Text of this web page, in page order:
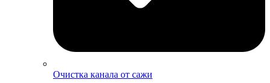
Очистка канала от сажи